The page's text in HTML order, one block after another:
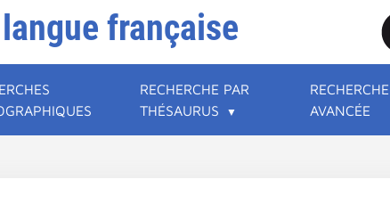
française
RECHERCHE PAR
THÉSAURUS
RECHERCHE
AVANCÉE